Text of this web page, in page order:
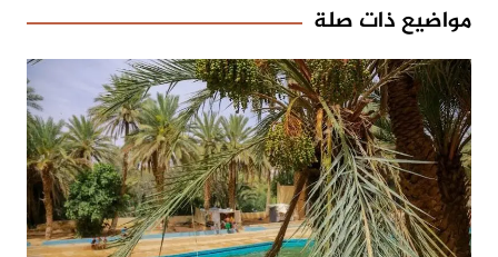
مواضيع ذات صلة